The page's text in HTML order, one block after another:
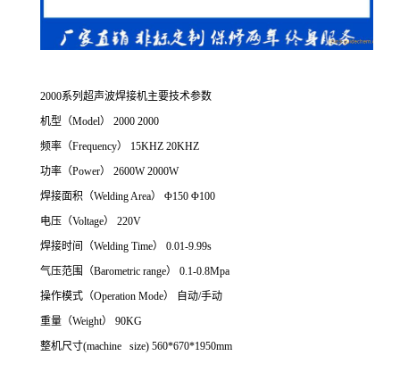
2000系列超声波焊接机主要技术参数
机型（Model） 2000 2000
频率（Frequency） 15KHZ 20KHZ
功率（Power） 2600W 2000W
焊接面积（Welding Area） Φ150 Φ100
电压（Voltage） 220V
焊接时间（Welding Time） 0.01-9.99s
气压范围（Barometric range） 0.1-0.8Mpa
操作模式（Operation Mode） 自动/手动
重量（Weight） 90KG
整机尺寸(machine size) 560*670*1950mm